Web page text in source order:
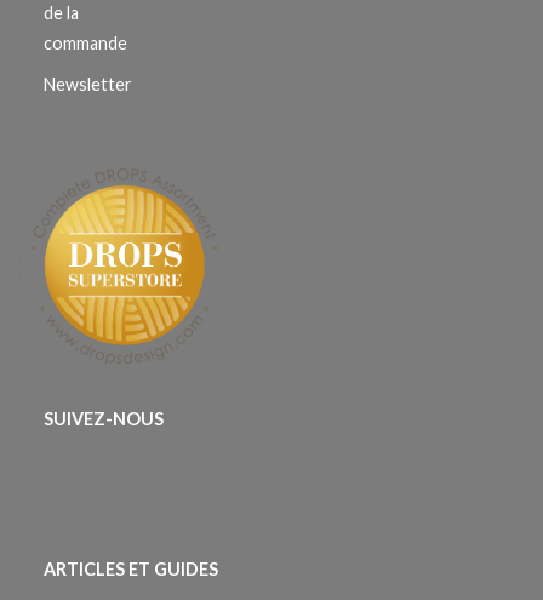
de la
commande
Newsletter
SUIVEZ-NOUS
ARTICLES ET GUIDES